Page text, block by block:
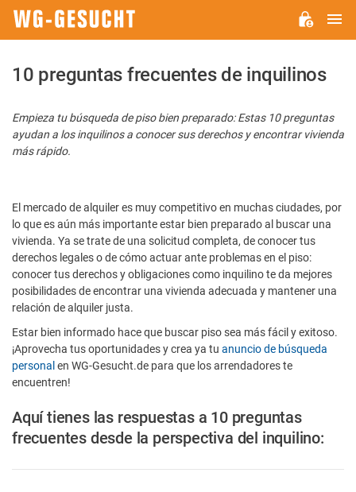
10 preguntas frecuentes de inquilinos
Empieza tu búsqueda de piso bien preparado: Estas 10 preguntas
ayudan a los inquilinos a conocer sus derechos y encontrar vivienda
más rápido.
El mercado de alquiler es muy competitivo en muchas ciudades, por
lo que es aún más importante estar bien preparado al buscar una
vivienda. Ya se trate de una solicitud completa, de conocer tus
derechos legales o de cómo actuar ante problemas en el piso:
conocer tus derechos y obligaciones como inquilino te da mejores
posibilidades de encontrar una vivienda adecuada y mantener una
relación de alquiler justa.
Estar bien informado hace que buscar piso sea más fácil y exitoso.
¡Aprovecha tus oportunidades y crea ya tu anuncio de búsqueda
personal en WG-Gesucht.de para que los arrendadores te
encuentren!
Aquí tienes las respuestas a 10 preguntas
frecuentes desde la perspectiva del inquilino: